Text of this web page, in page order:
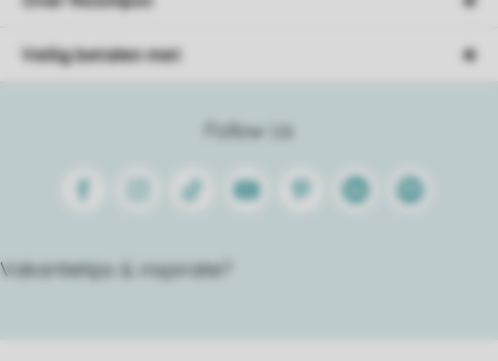
Follow Us
FacebookInstagram
Tiktok Youtube PinterestLinkedinSpotify
Vakantietips & inspiratie?
Veilig betalen met